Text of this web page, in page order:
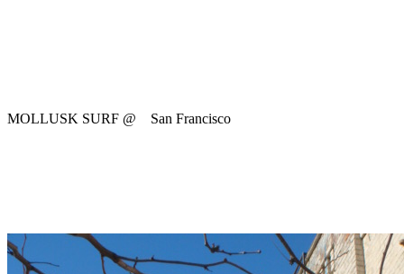
MOLLUSK SURF @ San Francisco